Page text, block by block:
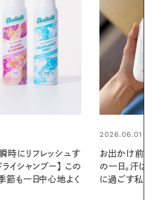
ひと手間で変わる、夏
む季節を「ごきげん」
新習慣
2026.07.21